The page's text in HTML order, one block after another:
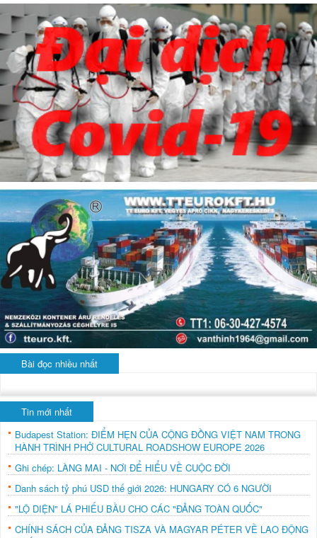
Bài đọc nhiều nhất
Tin mới nhất
Budapest Station: ĐIỂM HẸN CỦA CỘNG ĐỒNG VIỆT NAM TRONG
HÀNH TRÌNH PHỞ CULTURAL ROADSHOW EUROPE 2026
Ghi chép: LÀNG MAI - NƠI ĐỂ HIỂU VỀ CUỘC ĐỜI
Danh sách tỷ phú USD thế giới 2026: HUNGARY CÓ 6 NGƯỜI
"LỘ DIỆN" LÁ PHIẾU BẦU CHO CÁC "ĐẢNG TOÀN QUỐC"
CHÍNH SÁCH CỦA ĐẢNG TISZA VÀ MAGYAR PÉTER VỀ LAO ĐỘNG